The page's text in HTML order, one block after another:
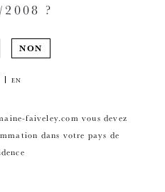
?
NON
EN
faiveley.com vous devez
dans votre pays de